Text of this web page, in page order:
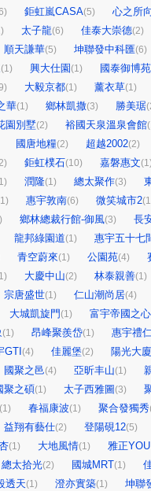
鉅虹嵐CASA(5)
心之所
太子龍(6) 佳泰大崇德(2)
順天謙華(5) 坤聯發中科匯(6)
(1) 興大仕園 (1)
國泰御博苑
大毅京都(1) 薰衣草(1)
華(1) 鄉林凱撒(3) 勝美琚
園別墅(2) 裕國天泉溫泉會館
國唐地糧(2) 超越2002(2)
鉅虹樸石(10) 嘉磐惠文
潤隆(1) 總太聚作(3)
惠宇敦南(6) 微笑城市2
鄉林總裁行館-御風(3)
長
龍邦綠園道(1)
惠宇五十七
青空蔚來(1) 公園苑(4)
大慶中山(2) 林泰親善(1)
宗唐盛世(1) 仁山潮尚居(4)
大城凱旋門 (1)
富宇帝國之心
(1) 昂峰聚羨岱(1)
惠宇禮
GTI (4) 佳麗堡(2)
陽光大廈
國聚之邑(4) 亞昕丰山(1)
聚之碩(1) 太子西雅圖 (3)
(1) 春福康波(1) 聚合發獨秀
益翔有藝仕(2) 登陽硯12(5)
(1) 大地風情(1)
雅正
總太拾光(2) 國城MRT(1)
透天(1) 澄亦實築(1)
坤聯